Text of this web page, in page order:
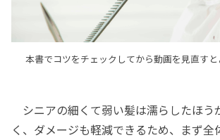
本書でコツをチェックしてから動画を見直す
シニアの細くて弱い髪は濡らしたほう
く、ダメージも軽減できるため、まず全